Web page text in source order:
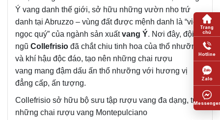
Ý vang danh thế giới, sở hữu những vườn nho trứ
danh tại Abruzzo – vùng đất được mệnh danh là “viên
ngọc quý” của ngành sản xuấtvang Ý. Nơi đây, đội
ngũ Collefrisio đã chắt chiu tinh hoa của thổ nhưỡng
và khí hậu độc đáo, tạo nên những chai rượu
vang mang đậm dấu ấn thổ nhưỡng với hương vị
đẳng cấp, ấn tượng.
Collefrisio sở hữu bộ sưu tập rượu vang đa dạng, từ
những chai rượu vang Montepulciano